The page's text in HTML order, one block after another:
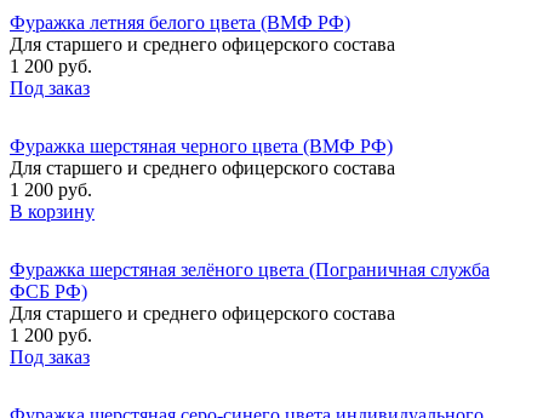
Фуражка летняя белого цвета (ВМФ РФ)
Для старшего и среднего офицерского состава
1 200 руб.
Под заказ
Фуражка шерстяная черного цвета (ВМФ РФ)
Для старшего и среднего офицерского состава
1 200 руб.
В корзину
Фуражка шерстяная зелёного цвета (Пограничная служба
ФСБ РФ)
Для старшего и среднего офицерского состава
1 200 руб.
Под заказ